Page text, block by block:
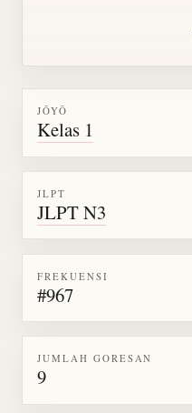
JŌYŌ
Kelas 1
JLPT
JLPT N3
FREKUENSI
#967
JUMLAH GORESAN
9